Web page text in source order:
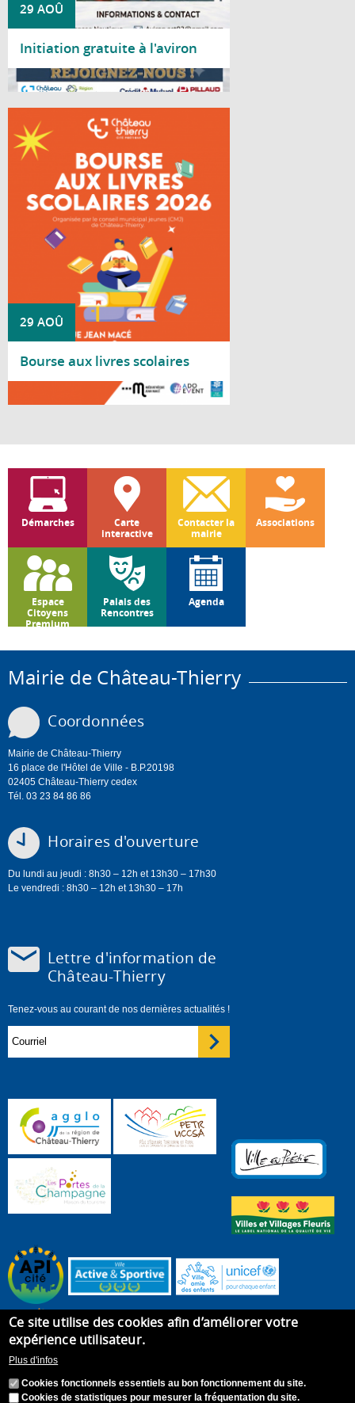
29 AOÛ
Initiation gratuite à l'aviron
Lire la suite
29 AOÛ
Bourse aux livres scolaires
Le Conseil Municipal Jeunes de Château-
Thierry organise une bourse aux livres
scolaires à destination des lycéens.
Lire la suite
Démarches
Carte
interactive
Contacter la
mairie
Associations
Espace
Citoyens
Premium
Palais des
Rencontres
Agenda
Mairie de Château-Thierry
Coordonnées
Mairie de Château-Thierry
16 place de l'Hôtel de Ville - B.P.20198
02405 Château-Thierry cedex
Tél. 03 23 84 86 86
Horaires d'ouverture
Du lundi au jeudi : 8h30 – 12h et 13h30 – 17h30
Le vendredi : 8h30 – 12h et 13h30 – 17h
Lettre d'information de
Château-Thierry
Tenez-vous au courant de nos dernières actualités !
Ce site utilise des cookies afin d’améliorer votre
expérience utilisateur.
Plus d'infos
Cookies fonctionnels essentiels au bon fonctionnement du site.
Cookies de statistiques pour mesurer la fréquentation du site.